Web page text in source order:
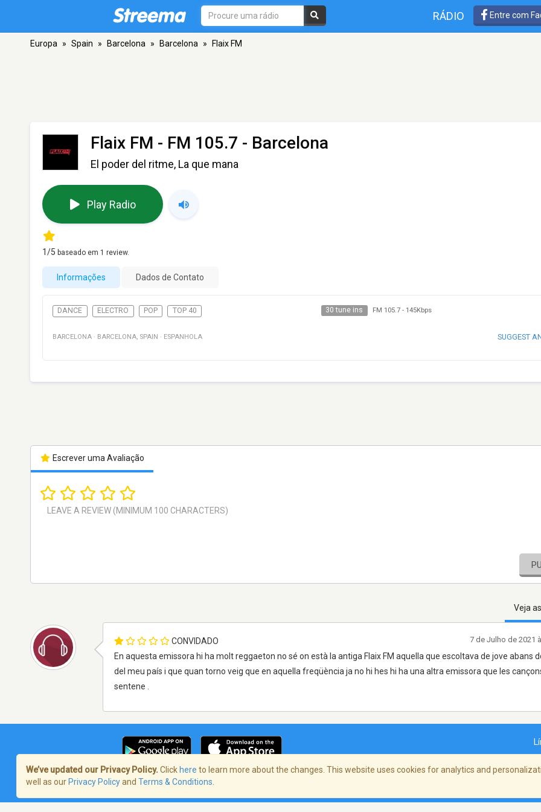
RÁDIO Entre com
Europa » Spain » Barcelona » Barcelona » Flaix FM
Flaix FM - FM 105.7 - Barcelona
El poder del ritme, La que mana
Play Radio
1/5 baseado em 1 review.
Informações Dados de Contato
DANCE ELECTRO POP TOP 40 30 tune ins FM 105.7- 145Kbps
BARCELONA · BARCELONA, SPAIN · ESPANHOLA SUGGEST
Escrever uma Avaliação
Veja
CONVIDADO
En aquesta emissora hi ha molt reggaeton no sé on està la antiga Flaix FM aquella que escoltava de jove abans
del meu país i que quan torno veig que en aquella freqüència ja no hi hes hi ha una altra emissora que les
sentene .
7 de Julho de 2021
Termos de Serviço/Política de privacidade
We’ve updated our Privacy Policy. Click here to learn more about the changes. This website uses cookies for analytics and
well as our Privacy Policyand Terms & Conditions